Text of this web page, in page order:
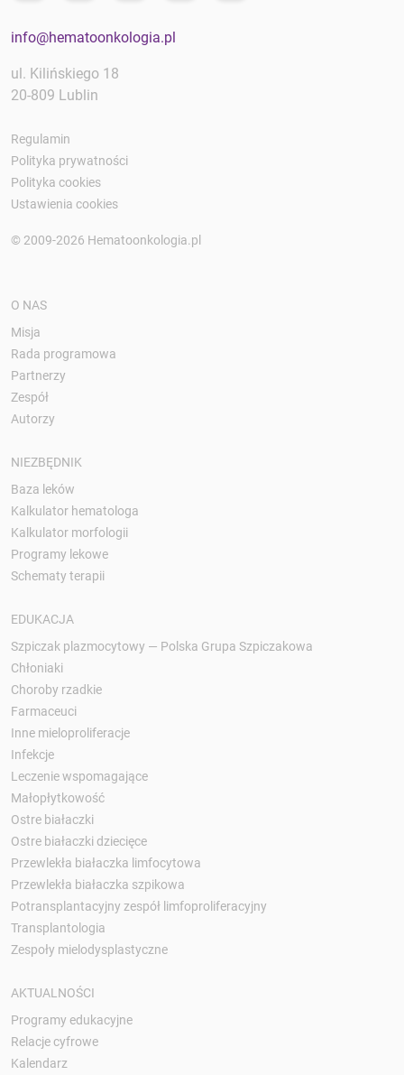
info@hematoonkologia.pl
ul. Kilińskiego 18
20-809 Lublin
Regulamin
Polityka prywatności
Polityka cookies
Ustawienia cookies
© 2009-2026 Hematoonkologia.pl
O NAS
Misja
Rada programowa
Partnerzy
Zespół
Autorzy
NIEZBĘDNIK
Baza leków
Kalkulator hematologa
Kalkulator morfologii
Programy lekowe
Schematy terapii
EDUKACJA
Szpiczak plazmocytowy — Polska Grupa Szpiczakowa
Chłoniaki
Choroby rzadkie
Farmaceuci
Inne mieloproliferacje
Infekcje
Leczenie wspomagające
Małopłytkowość
Ostre białaczki
Ostre białaczki dziecięce
Przewlekła białaczka limfocytowa
Przewlekła białaczka szpikowa
Potransplantacyjny zespół limfoproliferacyjny
Transplantologia
Zespoły mielodysplastyczne
AKTUALNOŚCI
Programy edukacyjne
Relacje cyfrowe
Kalendarz